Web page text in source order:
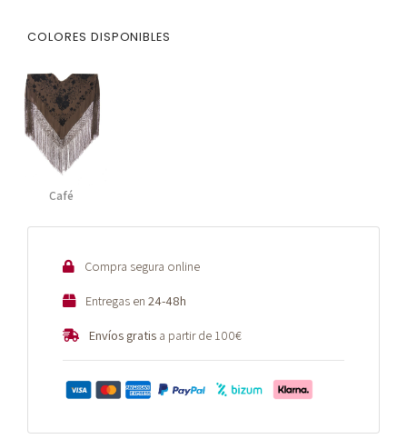
COLORES DISPONIBLES
Café
Compra segura online
Entregas en24-48h
Envíos gratis a partir de 100€